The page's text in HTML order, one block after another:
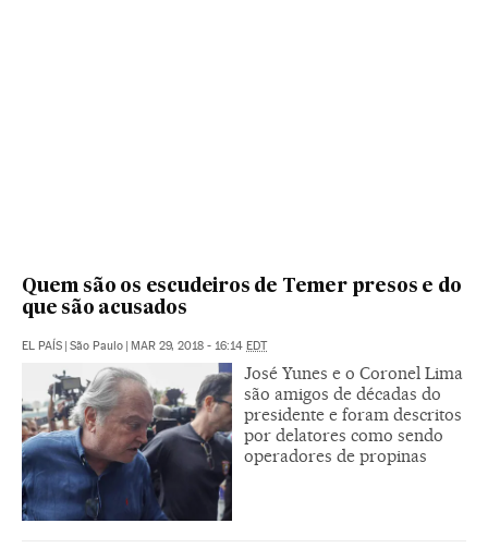
Quem são os escudeiros de Temer presos e do
que são acusados
EL PAÍS | São Paulo | MAR 29, 2018 - 16:14 EDT
José Yunes e o Coronel Lima
são amigos de décadas do
presidente e foram descritos
por delatores como sendo
operadores de propinas